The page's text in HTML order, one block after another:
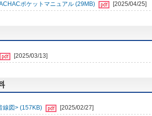
ポケットマニュアル (29MB) [2025/04/25]
[2025/03/13]
線図> (157KB)
[2025/02/27]